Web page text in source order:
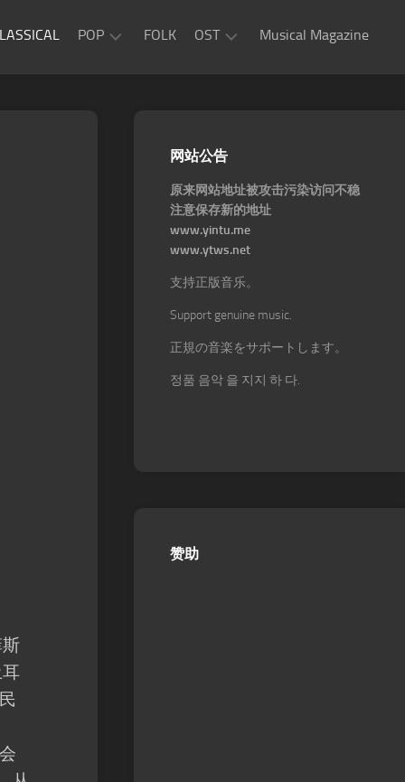
POP FOLK OST
OST
Musical Magazine
斯
耳
网站公告
原来网站地址被攻击污染访问不稳
注意保存新的地址
www.yintu.me
www.ytws.net
支持正版音乐。
Support genuine music.
正規の音楽をサポートします。
정품 음악 을 지지 하 다.
赞助